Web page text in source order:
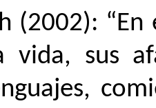
(2002):
vida, sus